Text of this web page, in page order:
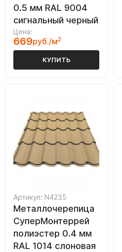
0.5 мм RAL 9004
сигнальный черный
Цена:
669руб./м2
КУПИТЬ
Артикул: N4235
Металлочерепица
СуперМонтеррей
полиэстер 0.4 мм
RAL 1014 слоновая